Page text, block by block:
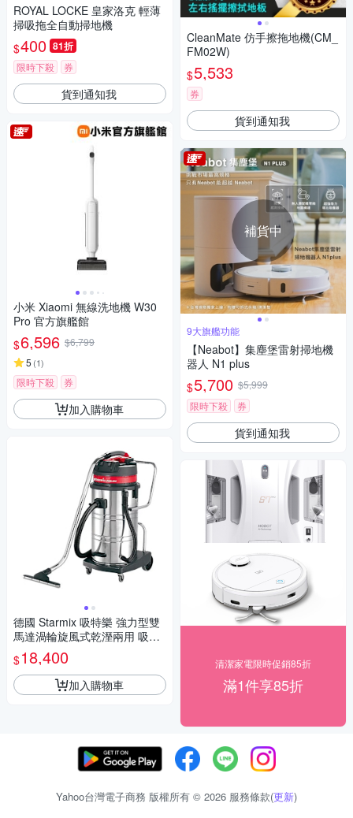
ROYAL LOCKE 皇家洛克 輕薄
掃吸拖全自動掃地機
$400 81折
限時下殺 券
貨到通知我
小米 Xiaomi 無線洗地機 W30
Pro 官方旗艦館
$6,596 $6,799
5 (1)
限時下殺 券
加入購物車
德國 Starmix 吸特樂 強力型雙
馬達渦輪旋風式乾溼兩用 吸塵
器 /台 GS-2078
$18,400
加入購物車
CleanMate 仿手擦拖地機(CM_
FM02W)
$5,533
券
貨到通知我
補貨中
9大旗艦功能
【Neabot】集塵堡雷射掃地機
器人 N1 plus
$5,700 $5,999
限時下殺
券
貨到通知我
清潔家電限時促銷85折
滿1件享85折
Yahoo台灣電子商務 版權所有 © 2026 服務條款(更新)